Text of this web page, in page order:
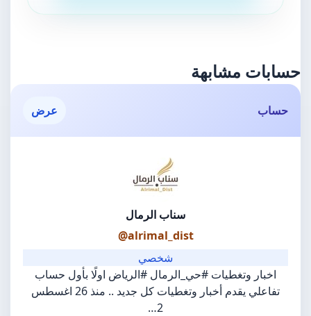
حسابات مشابهة
حساب عرض
سناب الرمال
@alrimal_dist
شخصي
اخبار وتغطيات #حي_الرمال #الرياض اولًا بأول حساب
تفاعلي يقدم أخبار وتغطيات كل جديد .. منذ 26 اغسطس
2…